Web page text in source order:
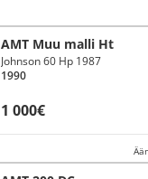
AMT Muu malli Ht
1 000€
Johnson 60 Hp 1987
1990